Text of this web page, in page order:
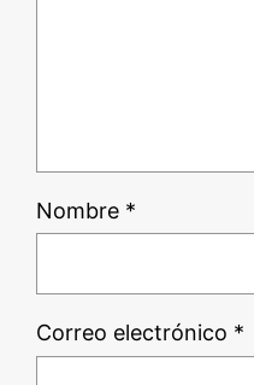
Nombre *
Correo electrónico *